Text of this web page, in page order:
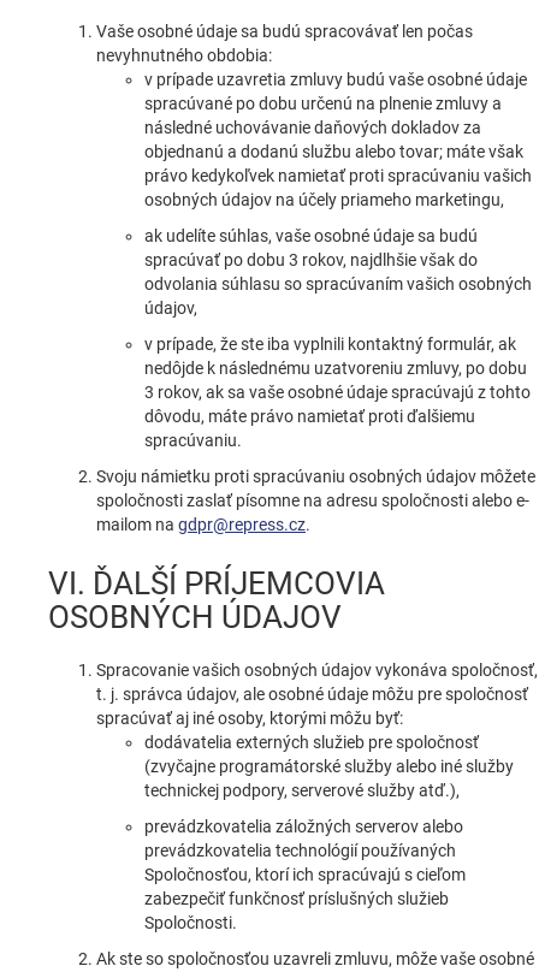
Vaše osobné údaje sa budú spracovávať len počas
nevyhnutného obdobia:
v prípade uzavretia zmluvy budú vaše osobné údaje
spracúvané po dobu určenú na plnenie zmluvy a
následné uchovávanie daňových dokladov za
objednanú a dodanú službu alebo tovar; máte však
právo kedykoľvek namietať proti spracúvaniu vašich
osobných údajov na účely priameho marketingu,
ak udelíte súhlas, vaše osobné údaje sa budú
spracúvať po dobu 3 rokov, najdlhšie však do
odvolania súhlasu so spracúvaním vašich osobných
údajov,
v prípade, že ste iba vyplnili kontaktný formulár, ak
nedôjde k následnému uzatvoreniu zmluvy, po dobu
3 rokov, ak sa vaše osobné údaje spracúvajú z tohto
dôvodu, máte právo namietať proti ďalšiemu
spracúvaniu.
Svoju námietku proti spracúvaniu osobných údajov môžete
spoločnosti zaslať písomne na adresu spoločnosti alebo e-
mailom na gdpr@repress.cz.
VI. ĎALŠÍ PRÍJEMCOVIA
OSOBNÝCH ÚDAJOV
Spracovanie vašich osobných údajov vykonáva spoločnosť,
t. j. správca údajov, ale osobné údaje môžu pre spoločnosť
spracúvať aj iné osoby, ktorými môžu byť:
dodávatelia externých služieb pre spoločnosť
(zvyčajne programátorské služby alebo iné služby
technickej podpory, serverové služby atď.),
prevádzkovatelia záložných serverov alebo
prevádzkovatelia technológií používaných
Spoločnosťou, ktorí ich spracúvajú s cieľom
zabezpečiť funkčnosť príslušných služieb
Spoločnosti.
Ak ste so spoločnosťou uzavreli zmluvu, môže vaše osobné